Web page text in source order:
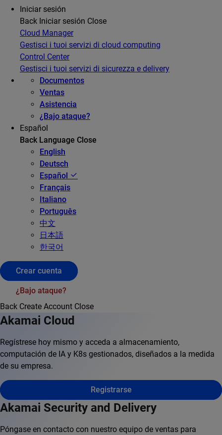
Iniciar sesión
Back Iniciar sesión Close
Cloud Manager
Gestisci i tuoi servizi di cloud computing
Control Center
Gestisci i tuoi servizi di sicurezza e delivery
Documentos
Ventas
Asistencia
¿Bajo ataque?
Español
Back Language Close
English
Deutsch
Español
Français
Italiano
Português
中文
日本語
한국어
Crear cuenta
¿Bajo ataque?
Back Create Account Close
Akamai Cloud
Regístrese hoy mismo y acceda a almacenamiento,
computación de IA y K8s gestionados, diseñados a la medida
de su empresa.
Registrarse
Akamai Security and Delivery
Póngase en contacto con nuestro equipo de ventas para